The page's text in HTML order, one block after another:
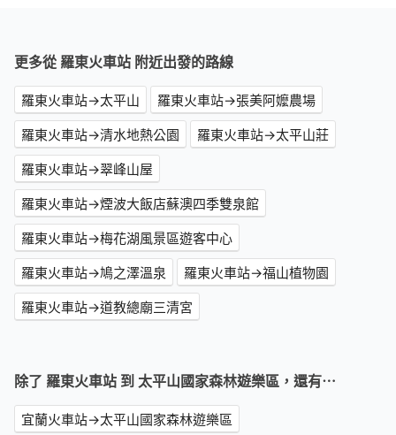
更多從 羅東火車站 附近出發的路線
羅東火車站→太平山
羅東火車站→張美阿嬤農場
羅東火車站→清水地熱公園
羅東火車站→太平山莊
羅東火車站→翠峰山屋
羅東火車站→煙波大飯店蘇澳四季雙泉館
羅東火車站→梅花湖風景區遊客中心
羅東火車站→鳩之澤溫泉
羅東火車站→福山植物園
羅東火車站→道教總廟三清宮
除了 羅東火車站 到 太平山國家森林遊樂區，還有⋯
宜蘭火車站→太平山國家森林遊樂區